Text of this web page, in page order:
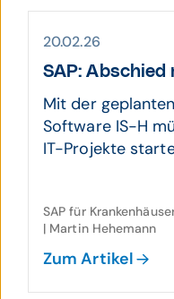
20.02.26
SAP:
Mit der
Software IS-H
IT-Projekte
SAP für
| Martin Hehemann
Zum Artikel